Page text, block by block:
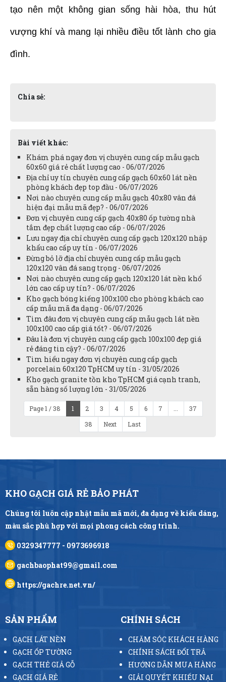
tạo nên một không gian sống hài hòa, thu hút
vượng khí và mang lại nhiều điều tốt lành cho gia
đình.
Chia sẻ:
Bài viết khác:
Khám phá ngay đơn vị chuyên cung cấp mẫu gạch
60x60 giá rẻ chất lượng cao - 06/07/2026
Địa chỉ uy tín chuyên cung cấp gạch 60x60 lát nền
phòng khách đẹp top đầu - 06/07/2026
Nơi nào chuyên cung cấp mẫu gạch 40x80 vân đá
hiện đại mẫu mã đẹp? - 06/07/2026
Đơn vị chuyên cung cấp gạch 40x80 ốp tường nhà
tắm đẹp chất lượng cao cấp - 06/07/2026
Lưu ngay địa chỉ chuyên cung cấp gạch 120x120 nhập
khẩu cao cấp uy tín - 06/07/2026
Đừng bỏ lỡ địa chỉ chuyên cung cấp mẫu gạch
120x120 vân đá sang trọng - 06/07/2026
Nơi nào chuyên cung cấp gạch 120x120 lát nền khổ
lớn cao cấp uy tín? - 06/07/2026
Kho gạch bóng kiếng 100x100 cho phòng khách cao
cấp mẫu mã đa dạng - 06/07/2026
Tìm đâu đơn vị chuyên cung cấp mẫu gạch lát nền
100x100 cao cấp giá tốt? - 06/07/2026
Đâu là đơn vị chuyên cung cấp gạch 100x100 đẹp giá
rẻ đáng tin cậy? - 06/07/2026
Tìm hiểu ngay đơn vị chuyên cung cấp gạch
porcelain 60x120 TpHCM uy tín - 31/05/2026
Kho gạch granite tồn kho TpHCM giá cạnh tranh,
sẵn hàng số lượng lớn - 31/05/2026
Page 1 / 38 1 2 3 4 5 6 7
37
38
Next Last
KHO GẠCH GIÁ RẺ BẢO PHÁT
Chúng tôi luôn cập nhật mẫu mã mới, đa dạng về kiểu dáng,
màu sắc phù hợp với mọi phong cách công trình.
0329347777 - 0973696918
gachbaophat99@gmail.com
https://gachre.net.vn/
SẢN PHẨM
GẠCH LÁT NỀN
GẠCH ỐP TƯỜNG
GẠCH THẺ GIẢ GỖ
GẠCH GIÁ RẺ
CHÍNH SÁCH
CHĂM SÓC KHÁCH HÀNG
CHÍNH SÁCH ĐỔI TRẢ
HƯỚNG DẪN MUA HÀNG
GIẢI QUYẾT KHIẾU NẠI